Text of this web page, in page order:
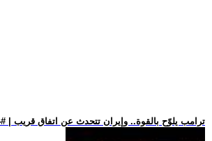
.. ترامب يلوّح بالقوة.. وإيران تتحدث عن اتفاق قريب |